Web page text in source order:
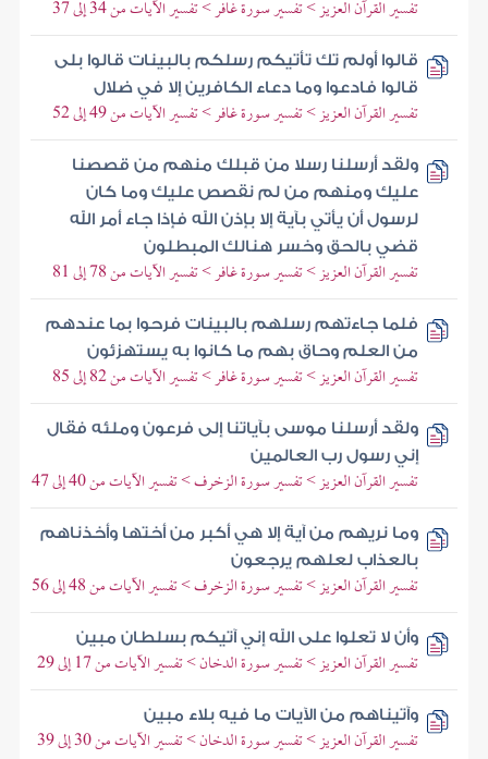
تفسير القرآن العزيز > تفسير سورة غافر > تفسير الآيات من 34 إلى 37
قالوا أولم تك تأتيكم رسلكم بالبينات قالوا بلى
قالوا فادعوا وما دعاء الكافرين إلا في ضلال
تفسير القرآن العزيز > تفسير سورة غافر > تفسير الآيات من 49 إلى 52
ولقد أرسلنا رسلا من قبلك منهم من قصصنا
عليك ومنهم من لم نقصص عليك وما كان
لرسول أن يأتي بآية إلا بإذن الله فإذا جاء أمر الله
قضي بالحق وخسر هنالك المبطلون
تفسير القرآن العزيز > تفسير سورة غافر > تفسير الآيات من 78 إلى 81
فلما جاءتهم رسلهم بالبينات فرحوا بما عندهم
من العلم وحاق بهم ما كانوا به يستهزئون
تفسير القرآن العزيز > تفسير سورة غافر > تفسير الآيات من 82 إلى 85
ولقد أرسلنا موسى بآياتنا إلى فرعون وملئه فقال
إني رسول رب العالمين
تفسير القرآن العزيز > تفسير سورة الزخرف > تفسير الآيات من 40 إلى 47
وما نريهم من آية إلا هي أكبر من أختها وأخذناهم
بالعذاب لعلهم يرجعون
تفسير القرآن العزيز > تفسير سورة الزخرف > تفسير الآيات من 48 إلى 56
وأن لا تعلوا على الله إني آتيكم بسلطان مبين
تفسير القرآن العزيز > تفسير سورة الدخان > تفسير الآيات من 17 إلى 29
وآتيناهم من الآيات ما فيه بلاء مبين
تفسير القرآن العزيز > تفسير سورة الدخان > تفسير الآيات من 30 إلى 39